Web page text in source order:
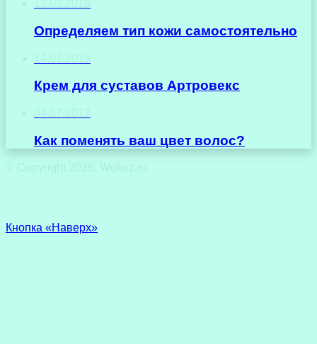
Определяем тип кожи самостоятельно
Крем для суставов Артровекс
Как поменять ваш цвет волос?
© Copyright 2026, Wokez.ru
Кнопка «Наверх»